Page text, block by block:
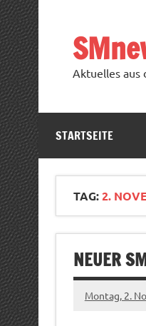
Zum
Inhalt
springen
Aktuelles aus
STARTSEITE
TAG:2.
NEUER
Montag, 2.